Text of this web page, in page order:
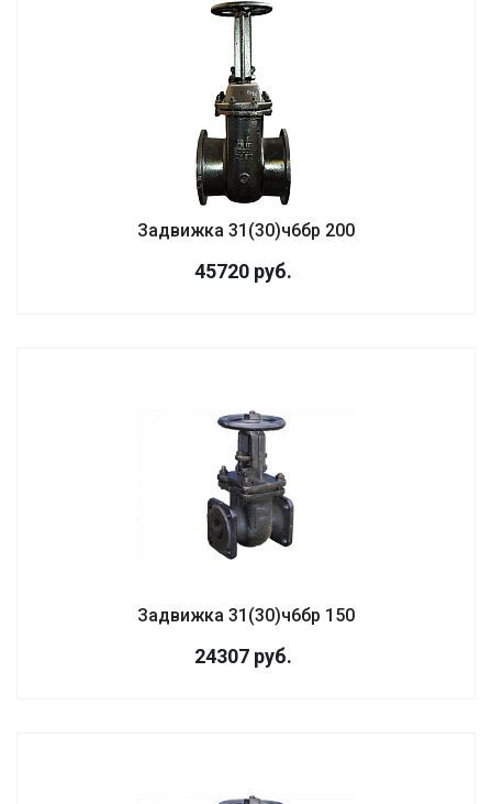
Задвижка 31(30)ч6бр 200
45720 руб.
Задвижка 31(30)ч6бр 150
24307 руб.